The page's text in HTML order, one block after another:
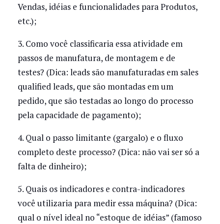
Vendas, idéias e funcionalidades para Produtos,
etc.);
3. Como você classificaria essa atividade em
passos de manufatura, de montagem e de
testes? (Dica: leads são manufaturadas em sales
qualified leads, que são montadas em um
pedido, que são testadas ao longo do processo
pela capacidade de pagamento);
4. Qual o passo limitante (gargalo) e o fluxo
completo deste processo? (Dica: não vai ser só a
falta de dinheiro);
5. Quais os indicadores e contra-indicadores
você utilizaria para medir essa máquina? (Dica:
qual o nível ideal no “estoque de idéias” (famoso